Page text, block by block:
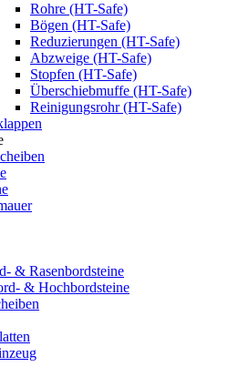
Rohre (HT-Safe)
Bögen (HT-Safe)
Reduzierungen (HT-Safe)
Abzweige (HT-Safe)
Stopfen (HT-Safe)
Überschiebmuffe (HT-Safe)
Reinigungsrohr (HT-Safe)
& Rasenbordsteine
& Hochbordsteine